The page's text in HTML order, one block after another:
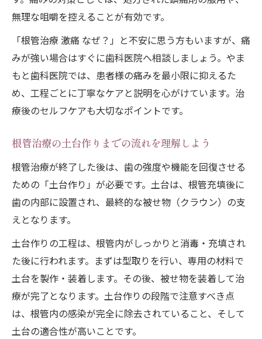
無理な咀嚼を控えることが有効です。
「根管治療 激痛 なぜ？」と不安に思う方もいますが、痛
みが強い場合はすぐに歯科医院へ相談しましょう。やま
もと歯科医院では、患者様の痛みを最小限に抑えるた
め、工程ごとに丁寧なケアと説明を心がけています。治
療後のセルフケアも大切なポイントです。
根管治療の土台作りまでの流れを理解しよう
根管治療が終了した後は、歯の強度や機能を回復させる
ための「土台作り」が必要です。土台は、根管充填後に
歯の内部に設置され、最終的な被せ物（クラウン）の支
えとなります。
土台作りの工程は、根管内がしっかりと消毒・充填され
た後に行われます。まずは型取りを行い、専用の材料で
土台を製作・装着します。その後、被せ物を装着して治
療が完了となります。土台作りの段階で注意すべき点
は、根管内の感染が完全に除去されていること、そして
土台の適合性が高いことです。